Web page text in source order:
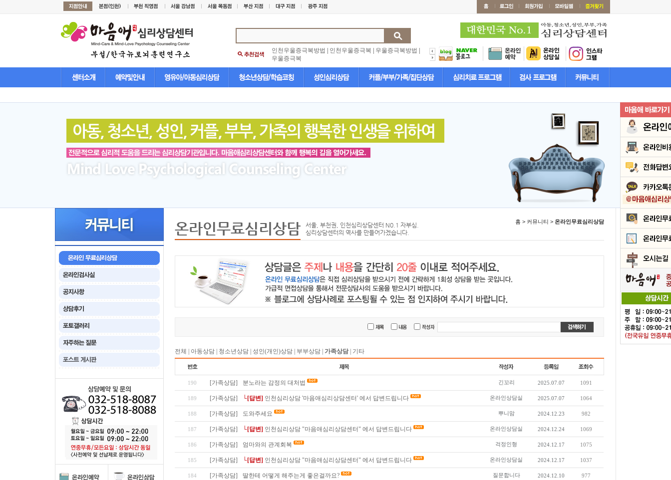
인천우울증극복방법 인천우울증극복 우울증극복방법
우울증극복
온라인무료심리상담
서울, 부천권, 인천심리상담센터 N0.1 자부심.
심리상담센터의 역사를 만들어가겠습니다.
홈 > 커뮤니티 > 온라인무료심리상담
전체 아동상담 청소년상담 성인(개인)상담 부부상담 가족상담| 기타
190 [가족상담] 분노라는 감정의 대처법 긴꼬리 2025.07.07 1091
189 [가족상담] └[답변] 인천심리상담 '마음애심리상담센터' 에서 답변드립니다 온라인상담실 2025.07.07 1064
188 [가족상담] 도와주세요 뿌니맘 2024.12.23 982
187 [가족상담] └[답변] 인천심리상담 "마음애심리상담센터" 에서 답변드립니다 온라인상담실 2024.12.24 1069
186 [가족상담] 엄마와의 관계회복 걱정인형 2024.12.17 1075
185 [가족상담] └[답변] 인천심리상담 "마음애심리상담센터" 에서 답변드립니다 온라인상담실 2024.12.17 1037
184 [가족상담] 딸한테 어떻게 해주는게 좋은걸까요? 질문합니다 2024.12.10 977